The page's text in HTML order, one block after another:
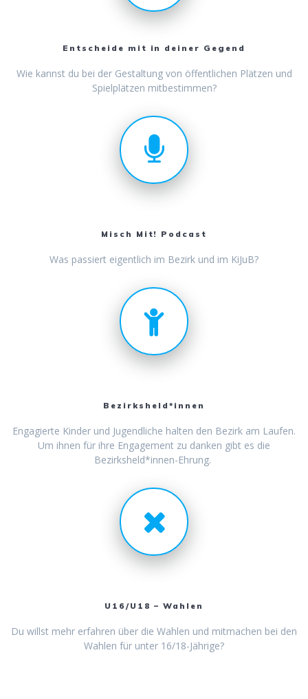
Entscheide mit in deiner Gegend
Wie kannst du bei der Gestaltung von öffentlichen Plätzen und
Spielplätzen mitbestimmen?
Misch Mit! Podcast
Was passiert eigentlich im Bezirk und im KiJuB?
Bezirksheld*innen
Engagierte Kinder und Jugendliche halten den Bezirk am Laufen.
Um ihnen für ihre Engagement zu danken gibt es die
Bezirksheld*innen-Ehrung.
U16/U18 – Wahlen
Du willst mehr erfahren über die Wahlen und mitmachen bei den
Wahlen für unter 16/18-Jährige?